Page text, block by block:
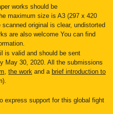
works should be
maximum size is A3 (297 x 420
original is clear, undistorted
are also welcome You can find
is valid and should be sent
May 30, 2020. All the submissions
, the work and a brief introduction to
express support for this global fight